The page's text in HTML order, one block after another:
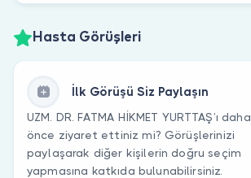
Hasta Görüşleri
İlk Görüşü Siz Paylaşın
UZM. DR. FATMA HİKMET YURTTAŞ’ı daha
önce ziyaret ettiniz mi? Görüşlerinizi
paylaşarak diğer kişilerin doğru seçim
yapmasına katkıda bulunabilirsiniz.